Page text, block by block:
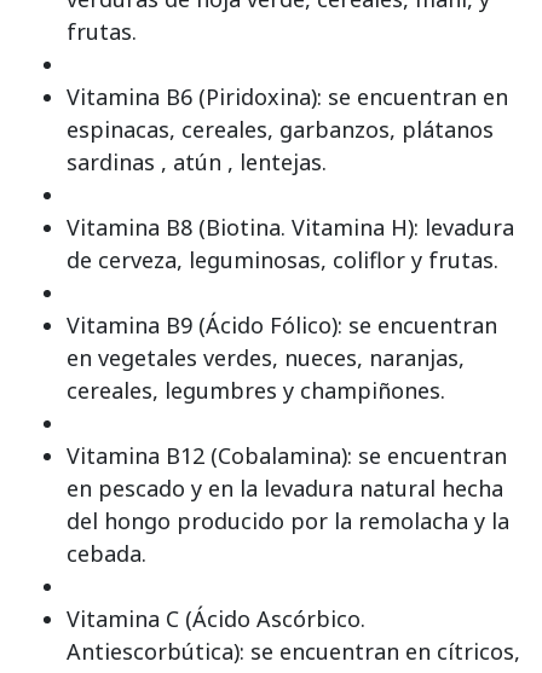
frutas.
Vitamina B6 (Piridoxina): se encuentran en
espinacas, cereales, garbanzos, plátanos
sardinas , atún , lentejas.
Vitamina B8 (Biotina. Vitamina H): levadura
de cerveza, leguminosas, coliflor y frutas.
Vitamina B9 (Ácido Fólico): se encuentran
en vegetales verdes, nueces, naranjas,
cereales, legumbres y champiñones.
Vitamina B12 (Cobalamina): se encuentran
en pescado y en la levadura natural hecha
del hongo producido por la remolacha y la
cebada.
Vitamina C (Ácido Ascórbico.
Antiescorbútica): se encuentran en cítricos,